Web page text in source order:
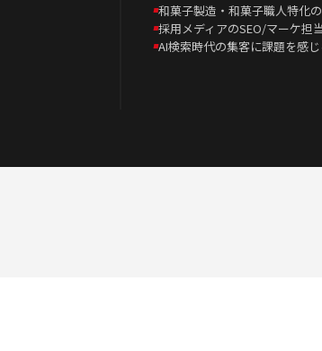
和菓子製造・和菓子職人特化
採用メディアのSEO/マーケ担
AI検索時代の集客に課題を感